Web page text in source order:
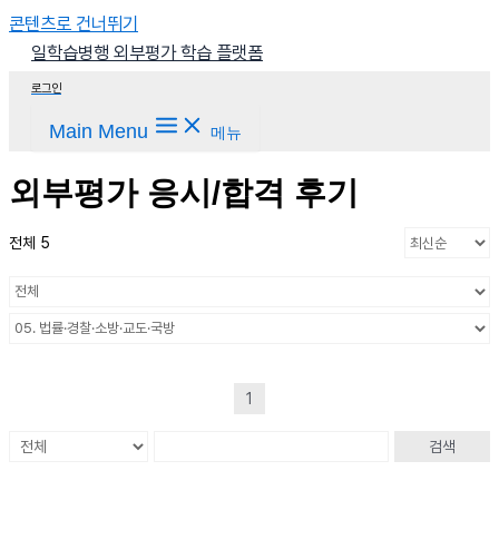
콘텐츠로 건너뛰기
일학습병행 외부평가 학습 플랫폼
로그인
Main Menu 메뉴
외부평가 응시/합격 후기
전체 5
1
검색